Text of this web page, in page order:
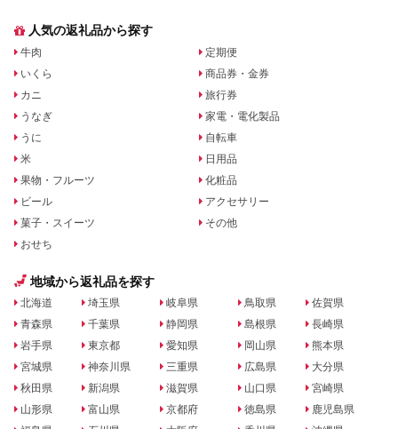
人気の返礼品から探す
牛肉
いくら
カニ
うなぎ
うに
米
果物・フルーツ
ビール
菓子・スイーツ
おせち
定期便
商品券・金券
旅行券
家電・電化製品
自転車
日用品
化粧品
アクセサリー
その他
地域から返礼品を探す
北海道
青森県
岩手県
宮城県
秋田県
山形県
埼玉県
千葉県
東京都
神奈川県
新潟県
富山県
岐阜県
静岡県
愛知県
三重県
滋賀県
京都府
鳥取県
島根県
岡山県
広島県
山口県
徳島県
佐賀県
長崎県
熊本県
大分県
宮崎県
鹿児島県